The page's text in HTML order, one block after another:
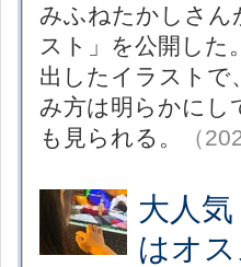
みふねたかしさん
スト」を公開した
出したイラストで
み方は明らかにし
も見られる。
（
大人
はオ